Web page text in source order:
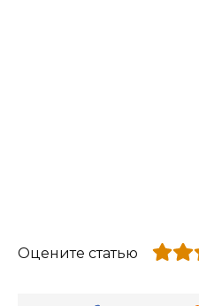
Оцените статью